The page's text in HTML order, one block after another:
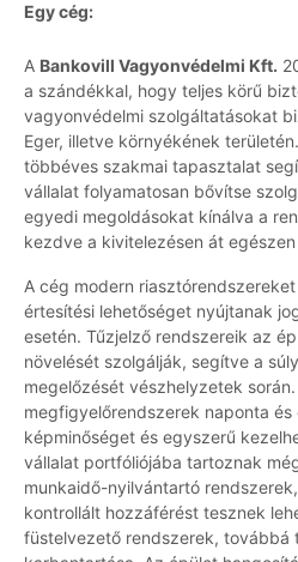
Egy cég:
A Bankovill Vagyonvédelmi Kft.
a szándékkal, hogy teljes körű
vagyonvédelmi szolgáltatásokat
Eger, illetve környékének
többéves szakmai tapasztalat
vállalat folyamatosan bővítse
egyedi megoldásokat kínálva a
kezdve a kivitelezésen át
A cég modern
értesítési lehetőséget nyújtanak
esetén. Tűzjelző rendszereik az
növelését szolgálják, segítve a
megelőzését vészhelyzetek
megfigyelőrendszerek naponta
képminőséget és egyszerű
vállalat portfóliójába tartoznak
munkaidő-nyilvántartó
kontrollált hozzáférést tesznek
füstelvezető rendszerek, továbbá